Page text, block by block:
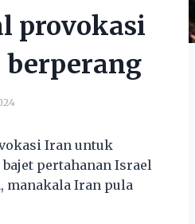
provokasi
Iran untuk
pertahanan Israel
manakala Iran pula